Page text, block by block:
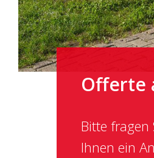
Offerte
Bitte fragen
Ihnen ein